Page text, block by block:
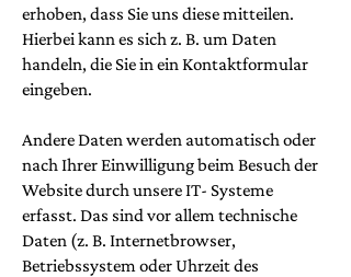
erhoben, dass Sie uns diese mitteilen.
Hierbei kann es sich z. B. um Daten
handeln, die Sie in ein Kontaktformular
eingeben.
Andere Daten werden automatisch oder
nach Ihrer Einwilligung beim Besuch der
Website durch unsere IT- Systeme
erfasst. Das sind vor allem technische
Daten (z. B. Internetbrowser,
Betriebssystem oder Uhrzeit des